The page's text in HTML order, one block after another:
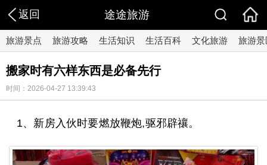
返回 途途旅游
旅游景点 旅游攻略 生活知识 生活百科 文化旅游 旅游景
搬家时有六样东西是必备先行
时间：2026-04-27 13:39:43
1、新房入伙时要燃放鞭炮,驱邪辟禳。